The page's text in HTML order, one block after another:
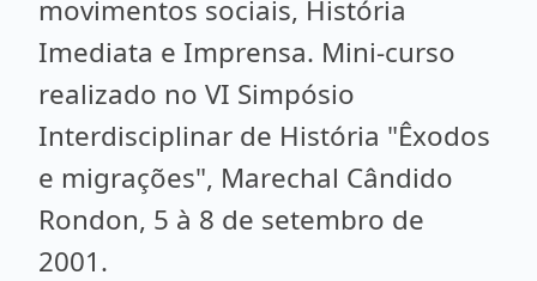
movimentos sociais, História
Imediata e Imprensa. Mini-curso
realizado no VI Simpósio
Interdisciplinar de História "Êxodos
e migrações", Marechal Cândido
Rondon, 5 à 8 de setembro de
2001.